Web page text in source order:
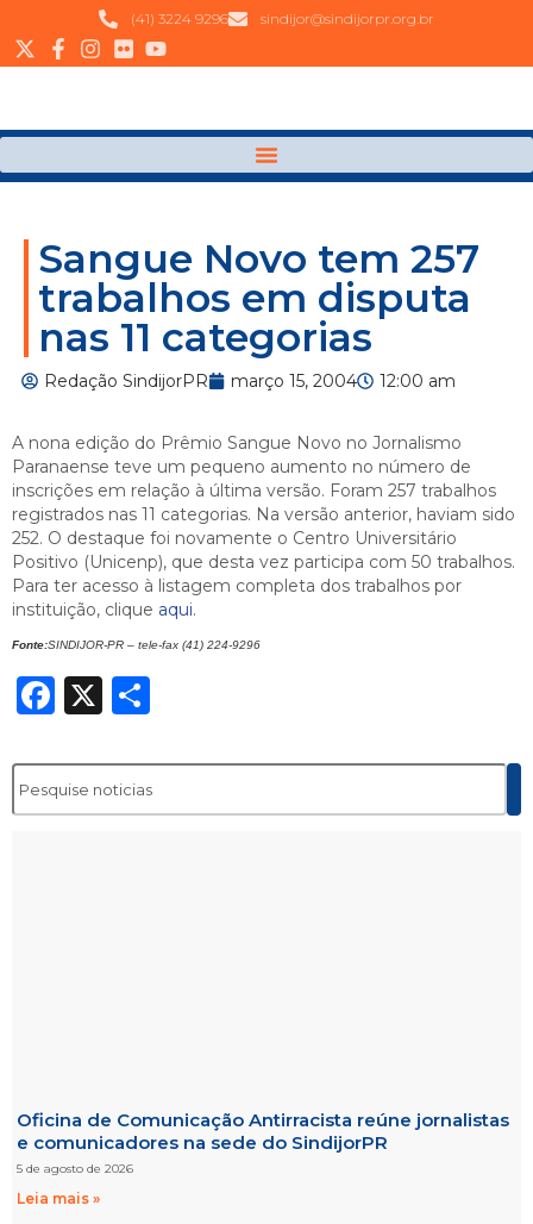
(41) 3224 9296 sindijor@sindijorpr.org.br
Sangue Novo tem 257
trabalhos em disputa
nas 11 categorias
Redação SindijorPR março 15, 2004 12:00 am
A nona edição do Prêmio Sangue Novo no Jornalismo
Paranaense teve um pequeno aumento no número de
inscrições em relação à última versão. Foram 257 trabalhos
registrados nas 11 categorias. Na versão anterior, haviam sido
252. O destaque foi novamente o Centro Universitário
Positivo (Unicenp), que desta vez participa com 50 trabalhos.
Para ter acesso à listagem completa dos trabalhos por
instituição, clique aqui.
Fonte:SINDIJOR-PR – tele-fax (41) 224-9296
Facebook
X
Oficina de Comunicação Antirracista reúne jornalistas
e comunicadores na sede do SindijorPR
5 de agosto de 2026
Leia mais »